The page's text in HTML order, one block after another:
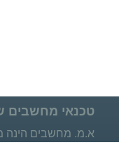
טכנאי מחשבים
א.מ. מחשבים הינה